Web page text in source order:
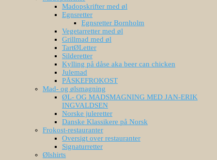
Madopskrifter med øl
Egnsretter
Egnsretter Bornholm
Vegetarretter med øl
Grillmad med øl
TartØLetter
Silderetter
Kylling på dåse aka beer can chicken
Julemad
PÅSKEFROKOST
Mad- og ølsmagning
ØL- OG MADSMAGNING MED JAN-ERIK
INGVALDSEN
Norske juleretter
Danske Klassikere på Norsk
Frokost-restauranter
Oversigt over restauranter
Signaturretter
Ølshirts